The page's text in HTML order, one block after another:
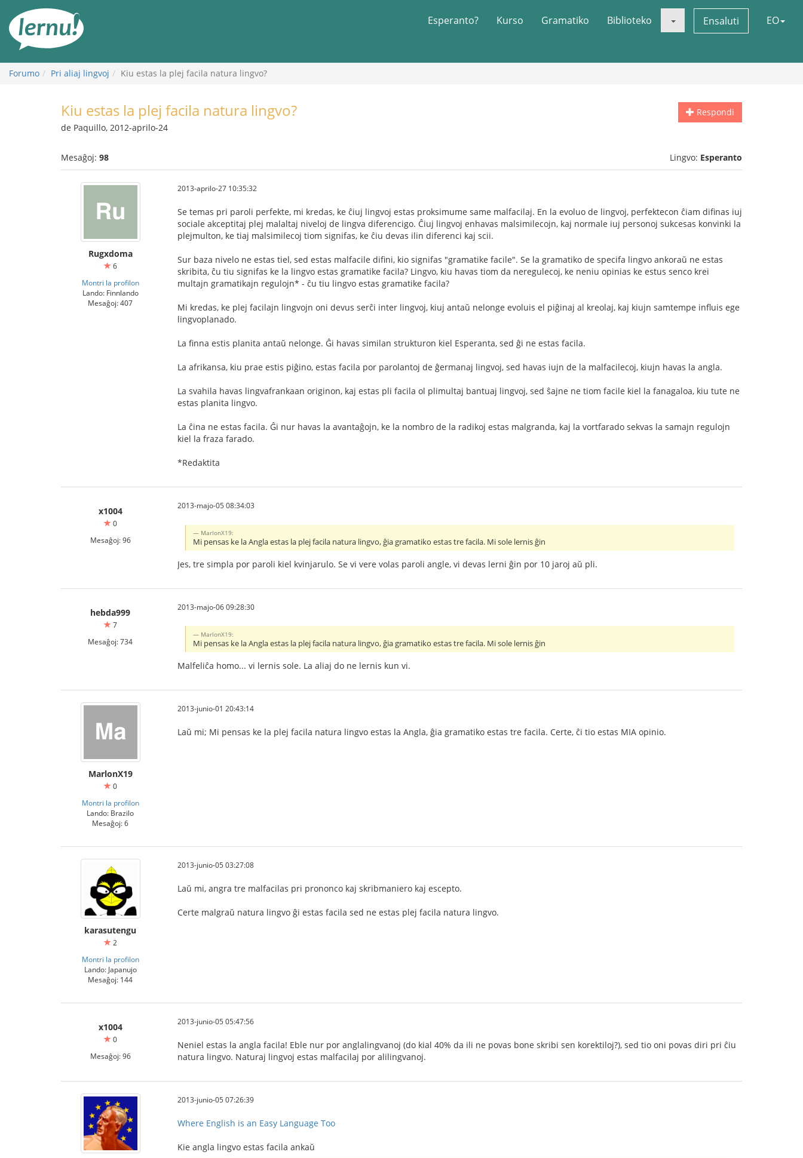
enhavo
Esperanto? Kurso Gramatiko Biblioteko Ensaluti EO
Forumo Pri aliaj lingvoj Kiu estas la plej facila natura lingvo?
Respondi
Kiu estas la plej facila natura lingvo?
de Paquillo, 2012-aprilo-24
Mesaĝoj: 98 Lingvo: Esperanto
Rugxdoma
6
Montri la profilon
Lando: Finnlando
Mesaĝoj: 407
2013-aprilo-27 10:35:32
Se temas pri paroli perfekte, mi kredas, ke ĉiuj lingvoj estas proksimume same malfacilaj. En la evoluo de lingvoj, perfektecon ĉiam difinas iuj
sociale akceptitaj plej malaltaj niveloj de lingva diferencigo. Ĉiuj lingvoj enhavas malsimilecojn, kaj normale iuj personoj sukcesas konvinki la
plejmulton, ke tiaj malsimilecoj tiom signifas, ke ĉiu devas ilin diferenci kaj scii.
Sur baza nivelo ne estas tiel, sed estas malfacile difini, kio signifas "gramatike facile". Se la gramatiko de specifa lingvo ankoraŭ ne estas
skribita, ĉu tiu signifas ke la lingvo estas gramatike facila? Lingvo, kiu havas tiom da neregulecoj, ke neniu opinias ke estus senco krei
multajn gramatikajn regulojn* - ĉu tiu lingvo estas gramatike facila?
Mi kredas, ke plej facilajn lingvojn oni devus serĉi inter lingvoj, kiuj antaŭ nelonge evoluis el piĝinaj al kreolaj, kaj kiujn samtempe influis ege
lingvoplanado.
La finna estis planita antaŭ nelonge. Ĝi havas similan strukturon kiel Esperanta, sed ĝi ne estas facila.
La afrikansa, kiu prae estis piĝino, estas facila por parolantoj de ĝermanaj lingvoj, sed havas iujn de la malfacilecoj, kiujn havas la angla.
La svahila havas lingvafrankaan originon, kaj estas pli facila ol plimultaj bantuaj lingvoj, sed ŝajne ne tiom facile kiel la fanagaloa, kiu tute ne
estas planita lingvo.
La ĉina ne estas facila. Ĝi nur havas la avantaĝojn, ke la nombro de la radikoj estas malgranda, kaj la vortfarado sekvas la samajn regulojn
kiel la fraza farado.
*Redaktita
x1004
0
Mesaĝoj: 96
2013-majo-05 08:34:03
MarlonX19:
Mi pensas ke la Angla estas la plej facila natura lingvo, ĝia gramatiko estas tre facila. Mi sole lernis ĝin
Jes, tre simpla por paroli kiel kvinjarulo. Se vi vere volas paroli angle, vi devas lerni ĝin por 10 jaroj aŭ pli.
hebda999
7
Mesaĝoj: 734
2013-majo-06 09:28:30
MarlonX19:
Mi pensas ke la Angla estas la plej facila natura lingvo, ĝia gramatiko estas tre facila. Mi sole lernis ĝin
Malfeliĉa homo... vi lernis sole. La aliaj do ne lernis kun vi.
MarlonX19
0
Montri la profilon
Lando: Brazilo
Mesaĝoj: 6
2013-junio-01 20:43:14
Laŭ mi; Mi pensas ke la plej facila natura lingvo estas la Angla, ĝia gramatiko estas tre facila. Certe, ĉi tio estas MIA opinio.
karasutengu
2
Montri la profilon
Lando: Japanujo
Mesaĝoj: 144
2013-junio-05 03:27:08
Laŭ mi, angra tre malfacilas pri prononco kaj skribmaniero kaj escepto.
Certe malgraŭ natura lingvo ĝi estas facila sed ne estas plej facila natura lingvo.
x1004
0
Mesaĝoj: 96
2013-junio-05 05:47:56
Neniel estas la angla facila! Eble nur por anglalingvanoj (do kial 40% da ili ne povas bone skribi sen korektiloj?), sed tio oni povas diri pri ĉiu
natura lingvo. Naturaj lingvoj estas malfacilaj por alilingvanoj.
2013-junio-05 07:26:39
Where English is an Easy Language Too
Kie angla lingvo estas facila ankaŭ